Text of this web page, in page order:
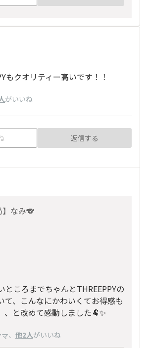
もクオリティー高いです！！
がいいね
返信する
】なみ🐨
ところまでちゃんとTHREEPPYの
て、こんなにかわいくてお得感も
、と改めて感動しました🐏✨️
、 他2人がいいね